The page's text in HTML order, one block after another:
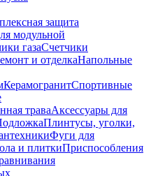
защита
модульной
газаСчетчики
и отделкаНапольные
КерамогранитСпортивные
траваАксессуары для
Плинтусы, уголки,
Фуги для
и плиткиПриспособления